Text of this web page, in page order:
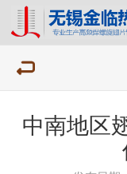
中南地区